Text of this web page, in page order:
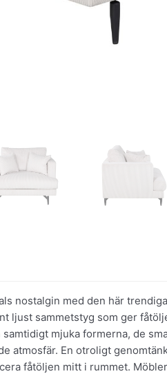
nostalgin med den här
ljust sammetstyg som ger
mjuka formerna, de
atmosfär. En otroligt
fåtöljen mitt i rummet.